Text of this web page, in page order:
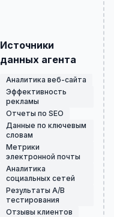
Источники
данных агента
Аналитика веб-сайта
Эффективность
рекламы
Отчеты по SEO
Данные по ключевым
словам
Метрики
электронной почты
Аналитика
социальных сетей
Результаты A/B
тестирования
Отзывы клиентов